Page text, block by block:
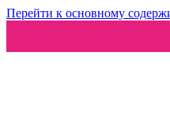
Перейти к основному